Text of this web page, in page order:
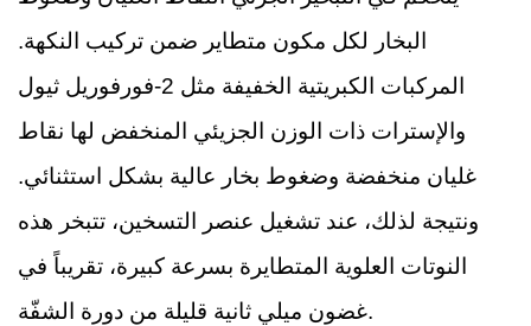
البخار لكل مكون متطاير ضمن تركيب النكهة.
المركبات الكبريتية الخفيفة مثل 2-فورفوريل ثيول
والإسترات ذات الوزن الجزيئي المنخفض لها نقاط
غليان منخفضة وضغوط بخار عالية بشكل استثنائي.
ونتيجة لذلك، عند تشغيل عنصر التسخين، تتبخر هذه
النوتات العلوية المتطايرة بسرعة كبيرة، تقريباً في
غضون ميلي ثانية قليلة من دورة الشفّة.